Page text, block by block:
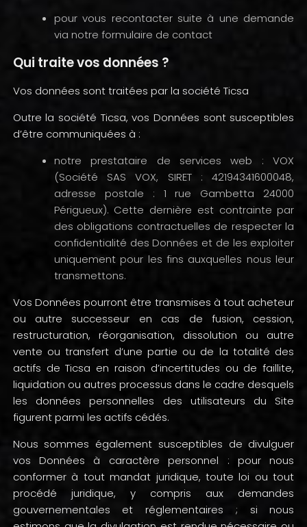
pour vous recontacter suite à une demande
via notre formulaire de contact
Qui traite vos données ?
Vos données sont traitées par la société Ticsa
Outre la société Ticsa, vos Données sont susceptibles
d’être communiquées à :
notre prestataire de services web : VOX
(Société SAS VOX, SIRET : 42194341600048,
adresse postale : 1 rue Gambetta 24000
Périgueux). Cette dernière est contrainte par
des obligations contractuelles de respecter la
confidentialité des Données et de les exploiter
uniquement pour les fins auxquelles nous leur
transmettons.
Vos Données pourront être transmises à tout acheteur
ou autre successeur en cas de fusion, cession,
restructuration, réorganisation, dissolution ou autre
vente ou transfert d’une partie ou de la totalité des
actifs de Ticsa en raison d’incertitudes ou de faillite,
liquidation ou autres processus dans le cadre desquels
les données personnelles des utilisateurs du Site
figurent parmi les actifs cédés.
Nous sommes également susceptibles de divulguer
vos Données à caractère personnel : pour nous
conformer à tout mandat juridique, toute loi ou tout
procédé juridique, y compris aux demandes
gouvernementales et réglementaires ; si nous